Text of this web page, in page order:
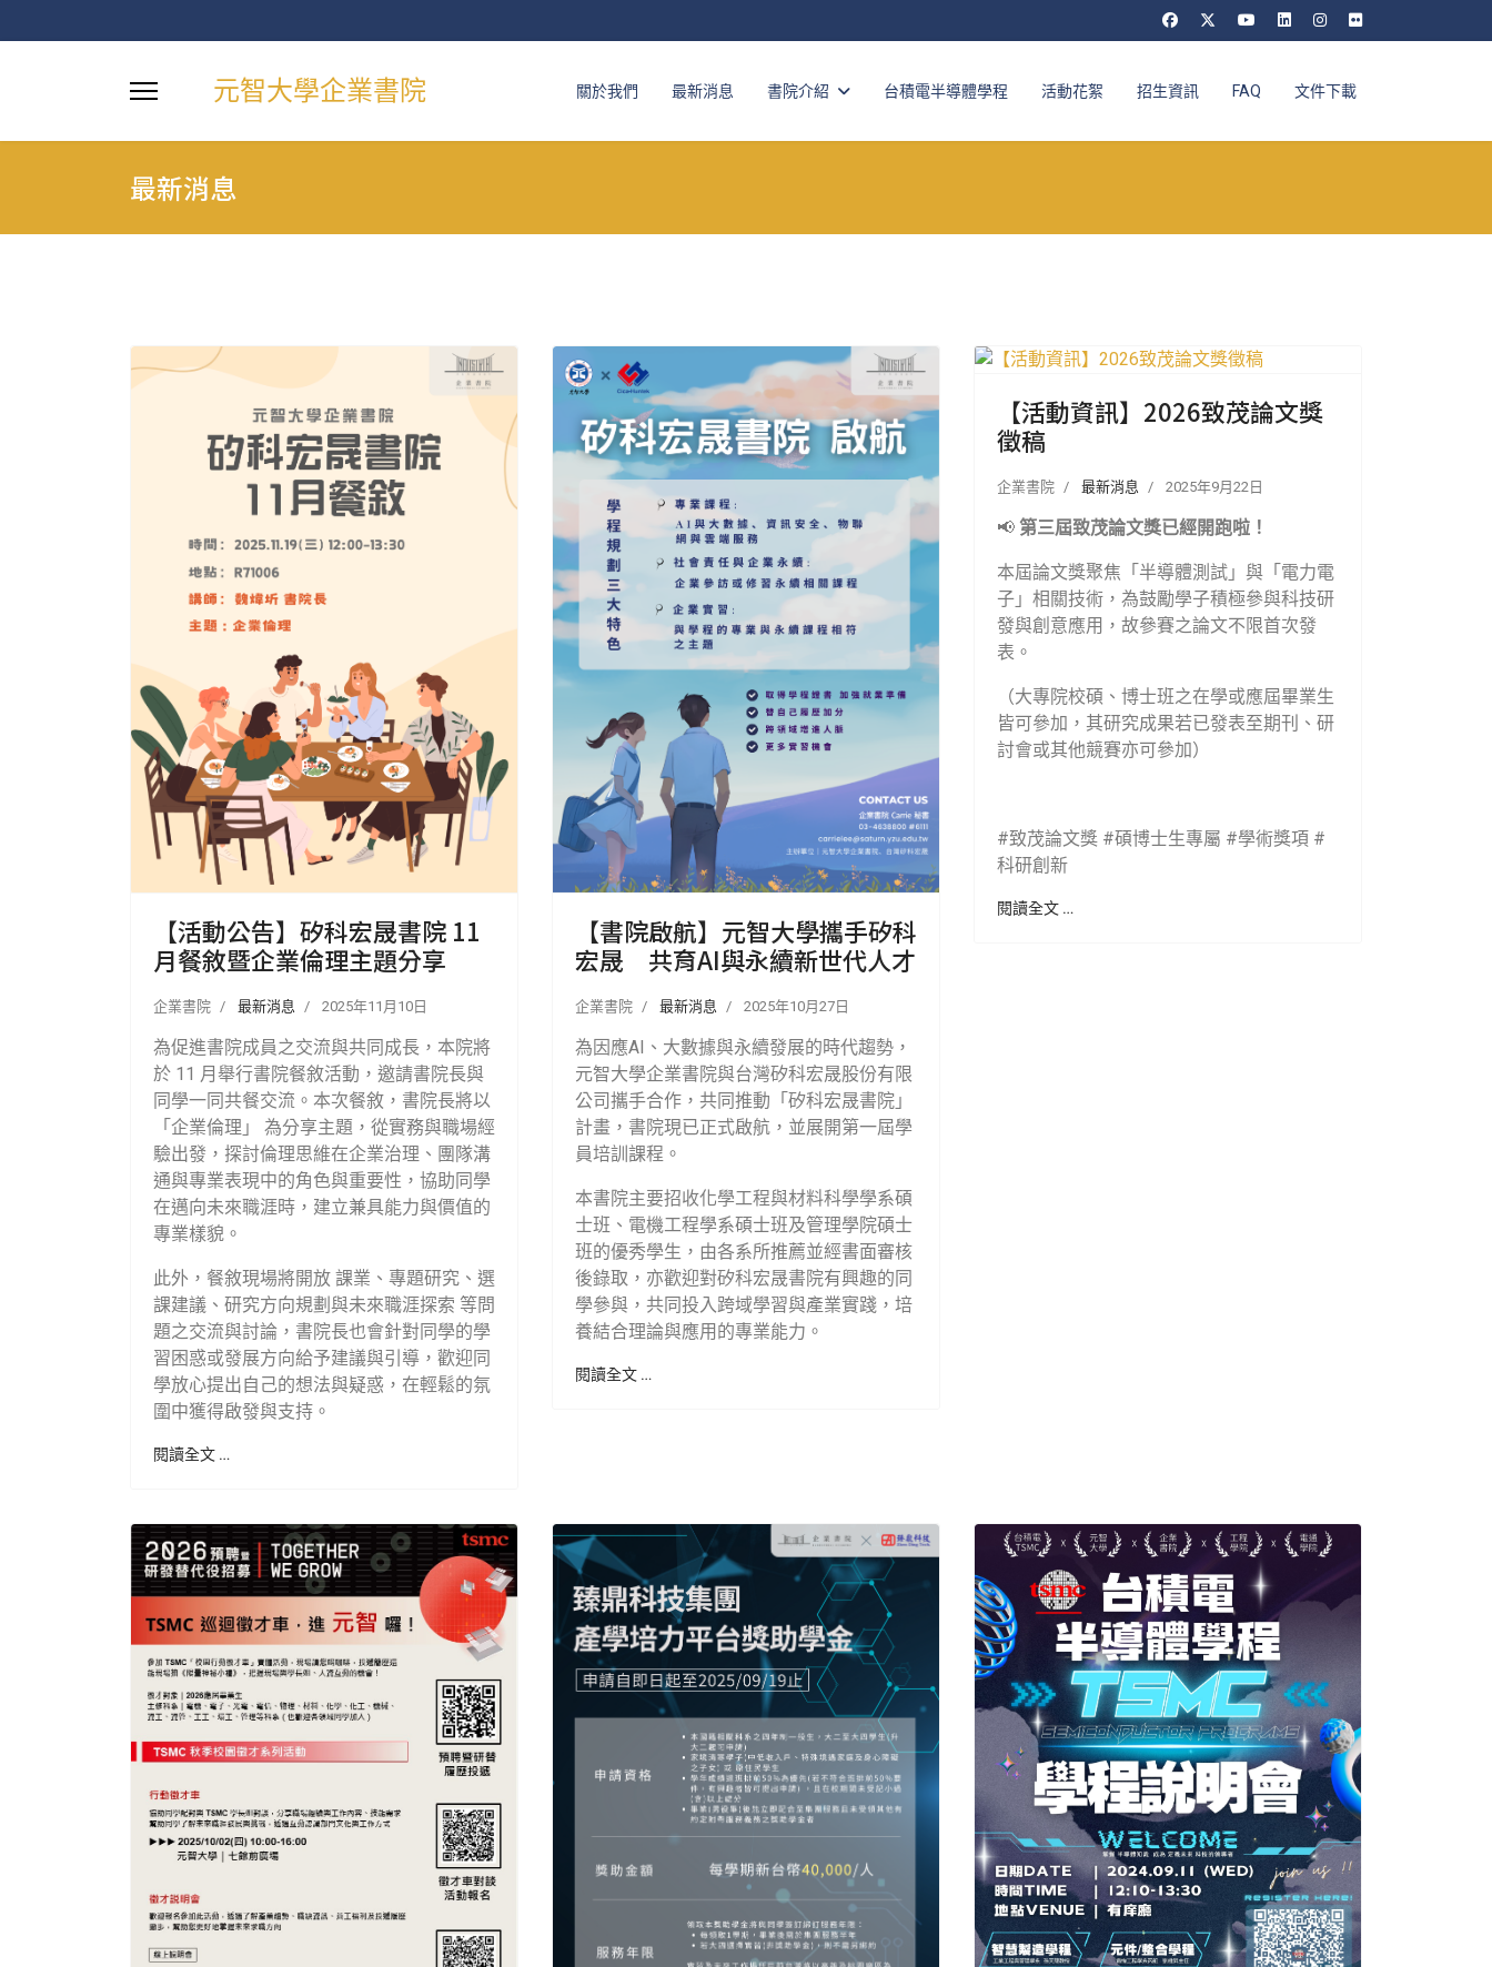
元智大學企業書院 關於我們 最新消息 書院介紹 台積電半導體學程 活動花絮 招生資訊 FAQ 文件下載
最新消息
【活動公告】矽科宏晟書院 11
月餐敘暨企業倫理主題分享
企業書院 最新消息 2025年11月10日
為促進書院成員之交流與共同成長，本院將
於 11 月舉行書院餐敘活動，邀請書院長與
同學一同共餐交流。本次餐敘，書院長將以
「企業倫理」 為分享主題，從實務與職場經
驗出發，探討倫理思維在企業治理、團隊溝
通與專業表現中的角色與重要性，協助同學
在邁向未來職涯時，建立兼具能力與價值的
專業樣貌。
此外，餐敘現場將開放 課業、專題研究、選
課建議、研究方向規劃與未來職涯探索 等問
題之交流與討論，書院長也會針對同學的學
習困惑或發展方向給予建議與引導，歡迎同
學放心提出自己的想法與疑惑，在輕鬆的氛
圍中獲得啟發與支持。
閱讀全文 …
【書院啟航】元智大學攜手矽科
宏晟 共育AI與永續新世代人才
企業書院 最新消息 2025年10月27日
為因應AI、大數據與永續發展的時代趨勢，
元智大學企業書院與台灣矽科宏晟股份有限
公司攜手合作，共同推動「矽科宏晟書院」
計畫，書院現已正式啟航，並展開第一屆學
員培訓課程。
本書院主要招收化學工程與材料科學學系碩
士班、電機工程學系碩士班及管理學院碩士
班的優秀學生，由各系所推薦並經書面審核
後錄取，亦歡迎對矽科宏晟書院有興趣的同
學參與，共同投入跨域學習與產業實踐，培
養結合理論與應用的專業能力。
閱讀全文 …
【活動資訊】2026致茂論文獎
徵稿
企業書院 最新消息 2025年9月22日
📢 第三屆致茂論文獎已經開跑啦！
本屆論文獎聚焦「半導體測試」與「電力電
子」相關技術，為鼓勵學子積極參與科技研
發與創意應用，故參賽之論文不限首次發
表。
（大專院校碩、博士班之在學或應屆畢業生
皆可參加，其研究成果若已發表至期刊、研
討會或其他競賽亦可參加）
#致茂論文獎 #碩博士生專屬 #學術獎項 #
科研創新
閱讀全文 …